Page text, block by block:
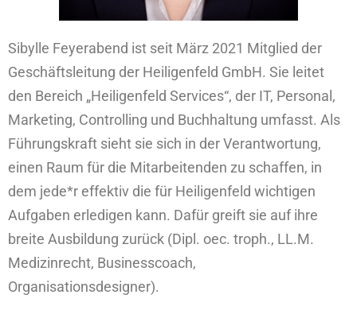
Sibylle Feyerabend ist seit März 2021 Mitglied der
Geschäftsleitung der Heiligenfeld GmbH. Sie leitet
den Bereich „Heiligenfeld Services“, der IT, Personal,
Marketing, Controlling und Buchhaltung umfasst. Als
Führungskraft sieht sie sich in der Verantwortung,
einen Raum für die Mitarbeitenden zu schaffen, in
dem jede*r effektiv die für Heiligenfeld wichtigen
Aufgaben erledigen kann. Dafür greift sie auf ihre
breite Ausbildung zurück (Dipl. oec. troph., LL.M.
Medizinrecht, Businesscoach,
Organisationsdesigner).